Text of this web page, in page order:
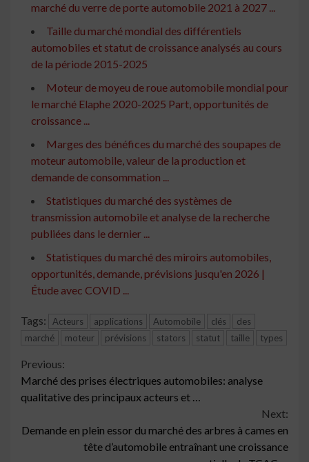
marché du verre de porte automobile 2021 à 2027 ...
Taille du marché mondial des différentiels
automobiles et statut de croissance analysés au cours
de la période 2015-2025
Moteur de moyeu de roue automobile mondial pour
le marché Elaphe 2020-2025 Part, opportunités de
croissance ...
Marges des bénéfices du marché des soupapes de
moteur automobile, valeur de la production et
demande de consommation ...
Statistiques du marché des systèmes de
transmission automobile et analyse de la recherche
publiées dans le dernier ...
Statistiques du marché des miroirs automobiles,
opportunités, demande, prévisions jusqu'en 2026 |
Étude avec COVID ...
Tags: Acteurs applications Automobile clés
des
marché
moteur prévisions stators statut taille types
Continue
Reading
Previous:
Marché des prises électriques automobiles: analyse
qualitative des principaux acteurs et …
Next:
Demande en plein essor du marché des arbres à cames en
tête d’automobile entraînant une croissance